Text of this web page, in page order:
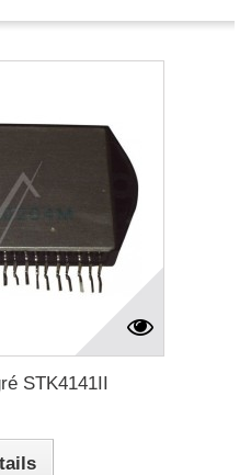
STK4141II